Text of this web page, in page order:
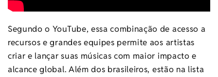
Segundo o YouTube, essa combinação de acesso a
recursos e grandes equipes permite aos artistas
criar e lançar suas músicas com maior impacto e
alcance global. Além dos brasileiros, estão na lista